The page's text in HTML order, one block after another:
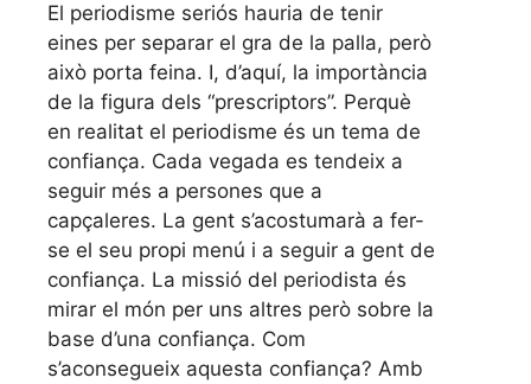
El periodisme seriós hauria de tenir
eines per separar el gra de la palla, però
això porta feina. I, d’aquí, la importància
de la figura dels “prescriptors”. Perquè
en realitat el periodisme és un tema de
confiança. Cada vegada es tendeix a
seguir més a persones que a
capçaleres. La gent s’acostumarà a fer-
se el seu propi menú i a seguir a gent de
confiança. La missió del periodista és
mirar el món per uns altres però sobre la
base d’una confiança. Com
s’aconsegueix aquesta confiança? Amb